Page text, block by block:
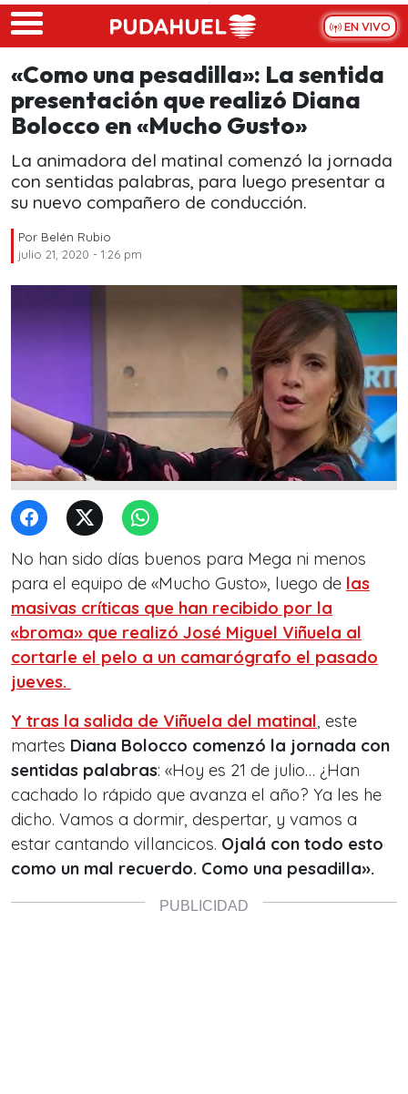
Skip to main content
EN VIVO
«Como una pesadilla»: La sentida
presentación que realizó Diana
Bolocco en «Mucho Gusto»
La animadora del matinal comenzó la jornada
con sentidas palabras, para luego presentar a
su nuevo compañero de conducción.
Por Belén Rubio
julio 21, 2020 - 1:26 pm
No han sido días buenos para Mega ni menos
para el equipo de «Mucho Gusto», luego de las
masivas críticas que han recibido por la
«broma» que realizó José Miguel Viñuela al
cortarle el pelo a un camarógrafo el pasado
jueves.
Y tras la salida de Viñuela del matinal, este
martes Diana Bolocco comenzó la jornada con
sentidas palabras: «Hoy es 21 de julio… ¿Han
cachado lo rápido que avanza el año? Ya les he
dicho. Vamos a dormir, despertar, y vamos a
estar cantando villancicos. Ojalá con todo esto
como un mal recuerdo. Como una pesadilla».